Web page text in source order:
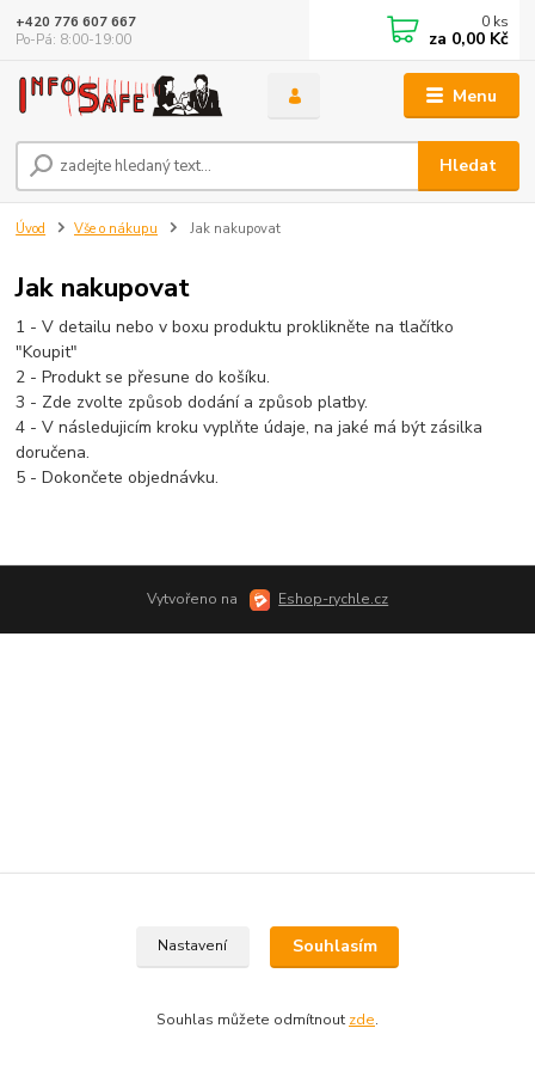
Menu
Hledat
+420 776 607 667
Po-Pá: 8:00-19:00
0 ks
za 0,00 Kč
Úvod Vše o nákupu Jak nakupovat
Jak nakupovat
1 - V detailu nebo v boxu produktu proklikněte na tlačítko
"Koupit"
2 - Produkt se přesune do košíku.
3 - Zde zvolte způsob dodání a způsob platby.
4 - V následujicím kroku vyplňte údaje, na jaké má být zásilka
doručena.
5 - Dokončete objednávku.
Vytvořeno na Eshop-rychle.cz
Nastavení Souhlasím
Souhlas můžete odmítnout zde.